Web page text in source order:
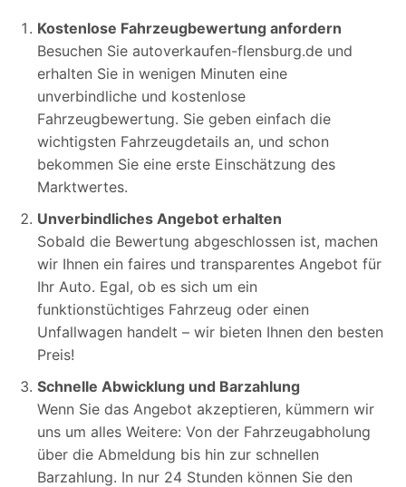
Kostenlose Fahrzeugbewertung anfordern
Besuchen Sie autoverkaufen-flensburg.de und
erhalten Sie in wenigen Minuten eine
unverbindliche und kostenlose
Fahrzeugbewertung. Sie geben einfach die
wichtigsten Fahrzeugdetails an, und schon
bekommen Sie eine erste Einschätzung des
Marktwertes.
Unverbindliches Angebot erhalten
Sobald die Bewertung abgeschlossen ist, machen
wir Ihnen ein faires und transparentes Angebot für
Ihr Auto. Egal, ob es sich um ein
funktionstüchtiges Fahrzeug oder einen
Unfallwagen handelt – wir bieten Ihnen den besten
Preis!
Schnelle Abwicklung und Barzahlung
Wenn Sie das Angebot akzeptieren, kümmern wir
uns um alles Weitere: Von der Fahrzeugabholung
über die Abmeldung bis hin zur schnellen
Barzahlung. In nur 24 Stunden können Sie den